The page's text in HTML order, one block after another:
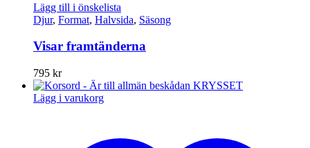
Lägg till i önskelista
Djur, Format, Halvsida, Säsong
Visar framtänderna
795 kr
Lägg i varukorg